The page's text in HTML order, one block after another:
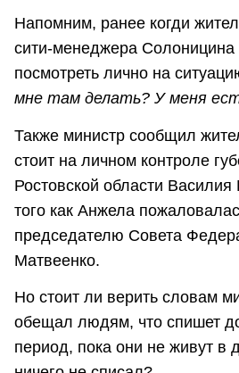
Напомним, ранее когди
сити-менеджера Солоницина
посмотреть лично на
мне там делать? У меня
Также министр сообщил
стоит на личном контроле
Ростовской области
того как Анжела
председателю Совета
Матвеенко.
Но стоит ли верить словам
обещал людям, что спишет
период, пока они не живут в